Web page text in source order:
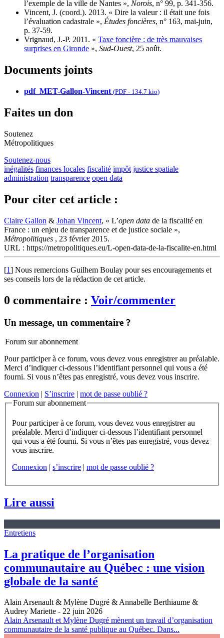
l’exemple de la ville de Nantes », Norois, n° 99, p. 341‑356.
Vincent, J. (coord.). 2013. « Dire la valeur : il était une fois
l’évaluation cadastrale », Études foncières, n° 163, mai‑juin,
p. 37‑59.
Vrignaud, J.‑P. 2011. « Taxe foncière : de très mauvaises
surprises en Gironde », Sud-Ouest, 25 août.
Documents joints
pdf_MET-Gallon-Vincent (PDF - 134.7 kio)
Faites un don
Soutenez
Métropolitiques
Soutenez-nous
inégalités finances locales fiscalité impôt justice spatiale
administration transparence open data
Pour citer cet article :
Claire Gallon & Johan Vincent, « L’open data de la fiscalité en
France : un enjeu de transparence et de justice sociale »,
Métropolitiques , 23 février 2015.
URL : https://metropolitiques.eu/L-open-data-de-la-fiscalite-en.html
[1] Nous remercions Guilhem Boulay pour ses encouragements et
ses conseils lors de la rédaction de cet article.
0 commentaire : Voir/commenter
Un message, un commentaire ?
Forum sur abonnement
Pour participer à ce forum, vous devez vous enregistrer au préalable.
Merci d’indiquer ci-dessous l’identifiant personnel qui vous a été
fourni. Si vous n’êtes pas enregistré, vous devez vous inscrire.
Connexion | S’inscrire | mot de passe oublié ?
Forum sur abonnement
Pour participer à ce forum, vous devez vous enregistrer au
préalable. Merci d’indiquer ci-dessous l’identifiant personnel
qui vous a été fourni. Si vous n’êtes pas enregistré, vous devez
vous inscrire.
Connexion | s’inscrire | mot de passe oublié ?
Lire aussi
Entretiens
La pratique de l’organisation
communautaire au Québec : une vision
globale de la santé
Alain Arsenault & Mylène Dugré & Annabelle Berthiaume &
Audrey Mariette - 22 juin 2026
Alain Arsenault et Mylène Dugré mènent un travail d’organisation
communautaire de la santé publique au Québec. Dans...